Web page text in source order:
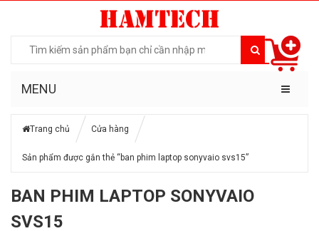
MENU
Trang chủ Cửa hàng
Sản phẩm được gắn thẻ “ban phim laptop sonyvaio svs15”
BAN PHIM LAPTOP SONYVAIO
SVS15